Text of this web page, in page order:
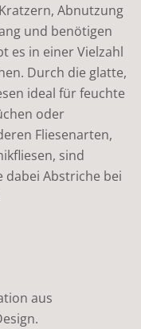
Abnutzung
und benötigen
es in einer Vielzahl
Durch die glatte,
ideal für feuchte
oder
Fliesenarten,
sind
dabei Abstriche bei
aus